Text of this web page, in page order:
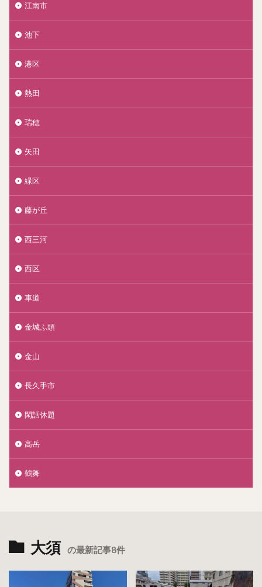
江南市
池下
港区
熱田
瑞穂
矢田
緑区
藤が丘
西三河
西区
車道
金城ふ頭
金山
長久手市
閑話休題
高岳
鶴舞
大須 の最新記事8件